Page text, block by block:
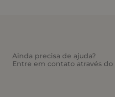
Ainda precisa de ajuda?
Entre em contato através do